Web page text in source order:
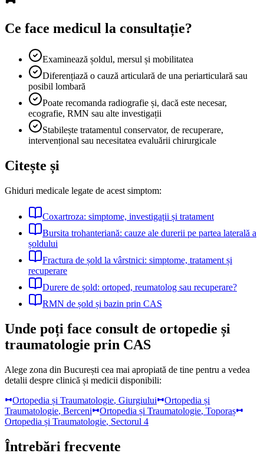
Ce face medicul la consultație?
Examinează șoldul, mersul și mobilitatea
Diferențiază o cauză articulară de una periarticulară sau
posibil lombară
Poate recomanda radiografie și, dacă este necesar,
ecografie, RMN sau alte investigații
Stabilește tratamentul conservator, de recuperare,
intervențional sau necesitatea evaluării chirurgicale
Citește și
Ghiduri medicale legate de acest simptom:
Coxartroza: simptome, investigații și tratament
Bursita trohanteriană: cauze ale durerii pe partea laterală a
șoldului
Fractura de șold la vârstnici: simptome, tratament și
recuperare
Durere de șold: ortoped, reumatolog sau recuperare?
RMN de șold și bazin prin CAS
Unde poți face consult de ortopedie și
traumatologie prin CAS
Alege zona din București cea mai apropiată de tine pentru a vedea
detalii despre clinică și medicii disponibili:
Ortopedia și Traumatologie,Giurgiului
Ortopedia și
Traumatologie, Berceni Ortopedia și Traumatologie,Toporaș
Ortopedia și Traumatologie, Sectorul 4
Întrebări frecvente